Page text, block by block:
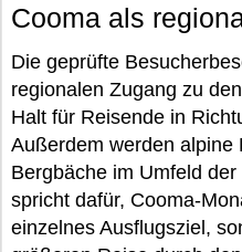
Cooma als
Die geprüfte
regionalen Zugang zu
Halt für Reisende in
Außerdem werden alpine
Bergbäche im Umfeld
spricht dafür, Cooma-
einzelnes Ausflugsziel,